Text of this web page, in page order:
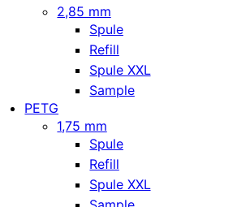
2,85 mm
Spule
Refill
Spule XXL
Sample
PETG
1,75 mm
Spule
Refill
Spule XXL